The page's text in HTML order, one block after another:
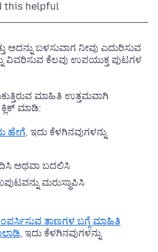
this helpful
ಅದನ್ನು ಬಳಸುವಾಗ ನೀವು ಎದುರಿಸುವ
ವಿವರಿಸುವ ಕೆಲವು ಉಪಯುಕ್ತ ಪುಟಗಳ
ಮಾಹಿತಿ ಉತ್ತಮವಾಗಿ
ಮಾಡಿ:
ಹೇಗೆ, ಇದು ಕೆಳಗಿನವುಗಳನ್ನು
ಅಥವಾ ಬದಲಿಸಿ
ಮರುಸ್ಥಾಪಿಸಿ
ತಾಣಗಳ ಬಗ್ಗೆ ಮಾಹಿತಿ
, ಇದು ಕೆಳಗಿನವುಗಳನ್ನು